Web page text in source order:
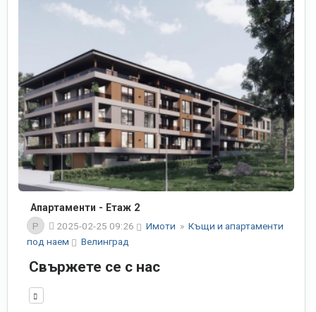
Апартаменти - Етаж 2
P
2025-02-25 09:26 Имоти » Къщи и апартаменти
под наем
Велинград
Свържете се с нас